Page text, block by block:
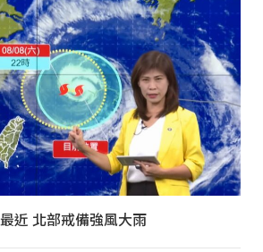
近 北部戒備強風大雨